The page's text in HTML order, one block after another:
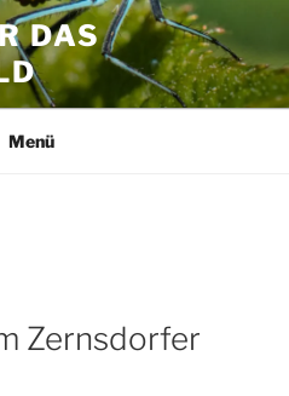
DAS
Menü
Zernsdorfer